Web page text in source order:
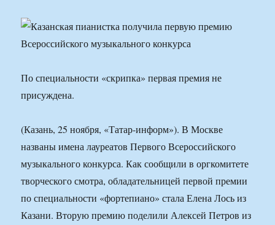
По специальности «скрипка» первая премия не
присуждена.
(Казань, 25 ноября, «Татар-информ»). В Москве
названы имена лауреатов Первого Всероссийского
музыкального конкурса. Как сообщили в оргкомитете
творческого смотра, обладательницей первой премии
по специальности «фортепиано» стала Елена Лось из
Казани. Вторую премию поделили Алексей Петров из